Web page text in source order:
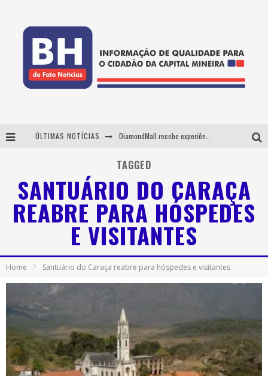
ÚLTIMAS NOTÍCIAS
29ª edição do Festival Cultura e Gastronomia de Tiradentes ocupa a cidade entre 21 e 30 de agosto, com o tema Minas Lusitânia
De BH para o mundo: conheça a stylist mineira por trás de turnês e campanhas globais
TAGGED
SANTUÁRIO DO CARAÇA
REABRE PARA HÓSPEDES
E VISITANTES
Home Santuário do Caraça reabre para hóspedes e visitantes